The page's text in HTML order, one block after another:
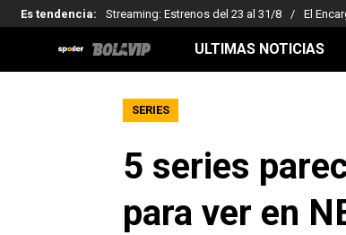
Es tendencia: Streaming: Estrenos del 23 al 31/8 El
ULTIMAS NOTICIAS
SERIES
5 series
para ver en